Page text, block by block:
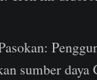
sumber daya